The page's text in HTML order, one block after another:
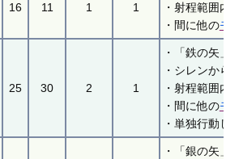
16 11 1 1
・射程範
・間に他の
25 30 2 1
・「鉄の矢
・シレン
・射程範
・間に他の
・単独行
・「銀の矢